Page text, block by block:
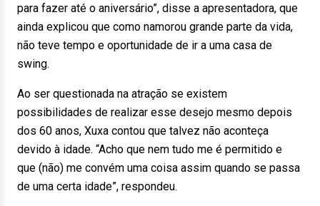
para fazer até o aniversário”, disse a apresentadora, que
ainda explicou que como namorou grande parte da vida,
não teve tempo e oportunidade de ir a uma casa de
swing.
Ao ser questionada na atração se existem
possibilidades de realizar esse desejo mesmo depois
dos 60 anos, Xuxa contou que talvez não aconteça
devido à idade. “Acho que nem tudo me é permitido e
que (não) me convém uma coisa assim quando se passa
de uma certa idade”, respondeu.